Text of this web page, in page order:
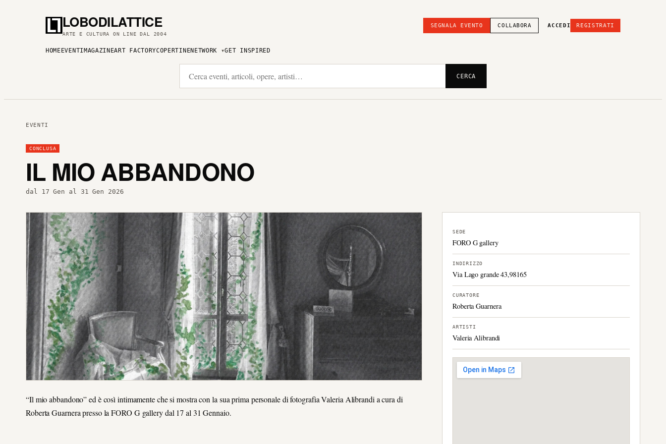
LOBODILATTICE
ARTE E CULTURA ON LINE DAL 2004
SEGNALA EVENTO COLLABORA ACCEDI REGISTRATI
HOME EVENTI MAGAZINEART FACTORYCOPERTINENETWORK GET INSPIRED
CERCA
EVENTI
CONCLUSA
IL MIO ABBANDONO
dal 17 Gen al 31 Gen 2026
“Il mio abbandono” ed è così intimamente che si mostra con la sua prima personale di fotografia Valeria Alibrandi a cura di
Roberta Guarnera presso la FORO G gallery dal 17 al 31 Gennaio.
SEDE
FORO G gallery
INDIRIZZO
Via Lago grande 43,98165
CURATORE
Roberta Guarnera
ARTISTI
Valeria Alibrandi